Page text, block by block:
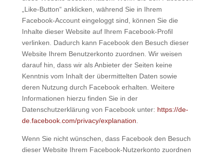
„Like-Button“ anklicken, während Sie in Ihrem
Facebook-Account eingeloggt sind, können Sie die
Inhalte dieser Website auf Ihrem Facebook-Profil
verlinken. Dadurch kann Facebook den Besuch dieser
Website Ihrem Benutzerkonto zuordnen. Wir weisen
darauf hin, dass wir als Anbieter der Seiten keine
Kenntnis vom Inhalt der übermittelten Daten sowie
deren Nutzung durch Facebook erhalten. Weitere
Informationen hierzu finden Sie in der
Datenschutzerklärung von Facebook unter: https://de-
de.facebook.com/privacy/explanation
Wenn Sie nicht wünschen, dass Facebook den Besuch
dieser Website Ihrem Facebook-Nutzerkonto zuordnen